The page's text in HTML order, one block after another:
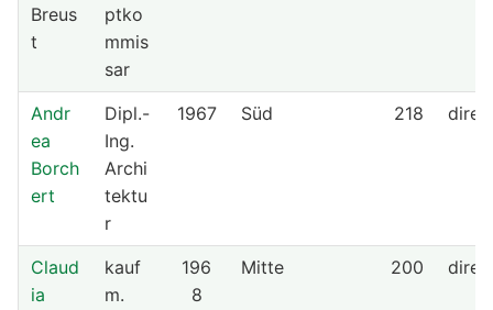
Breus
t
ptko
mmis
sar
Andr
ea
Borch
ert
Dipl.-
Ing.
Archi
tektu
r
1967 Süd 218
Claud
ia
kauf
m.
196
8
Mitte 200